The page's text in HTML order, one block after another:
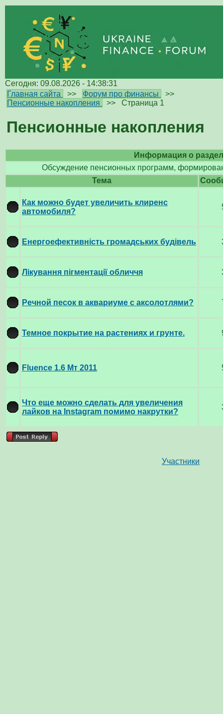
Сегодня: 09.08.2026 - 14:38:31
Главная сайта
>> Форум про финансы
>>
Пенсионные накопления
>> Страница 1
Пенсионные накопления
Информация о
Обсуждение пенсионных программ,
Тема
Как можно будет увеличить клиренс
автомобиля?
Енергоефективність громадських будівель
Лікування пігментації обличчя
Речной песок в аквариуме с аксолотлями?
Темное покрытие на растениях и грунте.
Fluence 1.6 Мт 2011
Что еще можно сделать для увеличения
лайков на Instagram помимо накрутки?
Участники